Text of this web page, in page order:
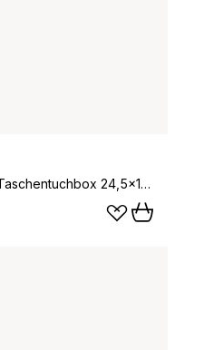
Colour Storage Taschentuchbox 24,5x13 cm, Grey